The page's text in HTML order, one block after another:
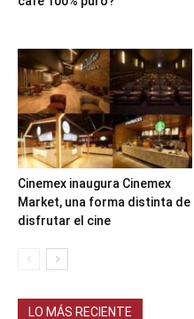
Cinemex inaugura Cinemex
Market, una forma distinta de
disfrutar el cine
LO MÁS RECIENTE